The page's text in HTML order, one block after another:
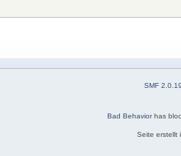
SMF
Bad Behaviorhas
Seite erstellt